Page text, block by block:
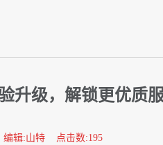
升级，解锁更优质服
辑:山特 点击数:195